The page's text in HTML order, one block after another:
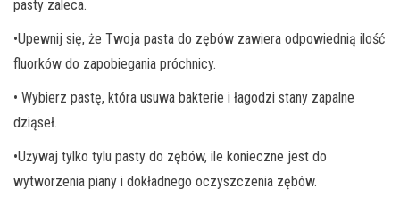
pasty zaleca.
•Upewnij się, że Twoja pasta do zębów zawiera odpowiednią ilość
fluorków do zapobiegania próchnicy.
• Wybierz pastę, która usuwa bakterie i łagodzi stany zapalne
dziąseł.
•Używaj tylko tylu pasty do zębów, ile konieczne jest do
wytworzenia piany i dokładnego oczyszczenia zębów.